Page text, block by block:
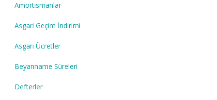
Amortismanlar
Asgari Geçim İndirimi
Asgari Ücretler
Beyanname Süreleri
Defterler